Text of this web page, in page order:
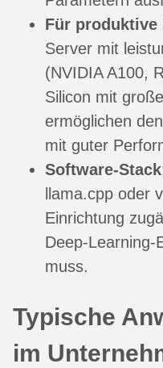
Für produktive
Server mit
(NVIDIA A100,
Silicon mit
ermöglichen
mit guter
Software-Stack
llama.cpp oder
Einrichtung
Deep-Learning-
muss.
Typische
im